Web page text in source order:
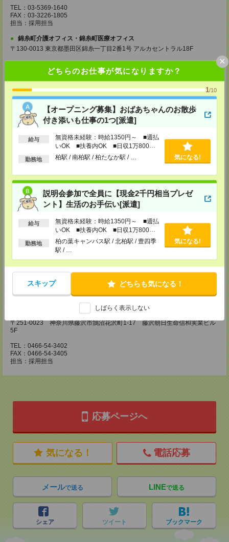
どちらのお仕事が気になりますか？
1/10
【オープニング募集】おばあちゃんのお散歩
付き添いも仕事の1つ[派遣]
給与
無資格未経験：時給1350円～ ■週払
いOK ■扶養内OK ■日収1万800円
以上
勤務地 柏駅 / 南柏駅 / 柏たなか駅 / … 気になる!
説明会参加で全員に【現金2千円相当プレゼ
ント】生活のお手伝い[派遣]
給与
無資格未経験：時給1350円～ ■週払
いOK ■扶養内OK ■日収1万800円
以上
勤務地
柏の葉キャンパス駅 / 北柏駅 / 豊四季
駅 / …
気になる!
スキップ どちらも気になる！
しばらく表示しない
×
TEL：03-5369-1640
FAX：03-3226-1805
担当：採用担当
錦糸町介護オフィス・錦糸町医療オフィス
〒130-0013 東京都墨田区錦糸一丁目2番1号 アルカセントラル18F
FAX：03-5637-1388
担当：採用担当
西東京医療オフィス
〒180-0004 東京都武蔵野市吉祥寺本町1丁目14番5号 吉祥寺本町ビル5F
TEL：0422-23-0901
FAX：0422-23-0905
担当：採用担当
〒194-0022 東京都町田市森野1丁目36番14号 ビオレ町田ビル3F
TEL：042-728-3021
FAX：042-728-3025
担当：採用担当
川崎医療オフィス・横浜医療オフィス
〒210-0007 神奈川県川崎市川崎区駅前本町3-1 NMF川崎東口ビル7F
TEL：044-233-3501
FAX：044-233-4305
担当：採用担当者
〒221-0835 神奈川県横浜市神奈川区鶴屋町2-23-2 TSプラザビルディング
5F
TEL：045-320-1901
担当：採用担当者
〒251-0023 神奈川県藤沢市鵠沼花沢町1-17 藤沢朝日生命信和実業ビル
5F
TEL：0466-54-3402
FAX：0466-54-3405
担当：採用担当
応募ページへ
気になる！ 電話応募
メールで送る LINEで送る
シェア ツイート ブックマーク